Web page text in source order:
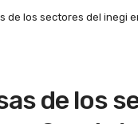
de los sectores del inegi
de los